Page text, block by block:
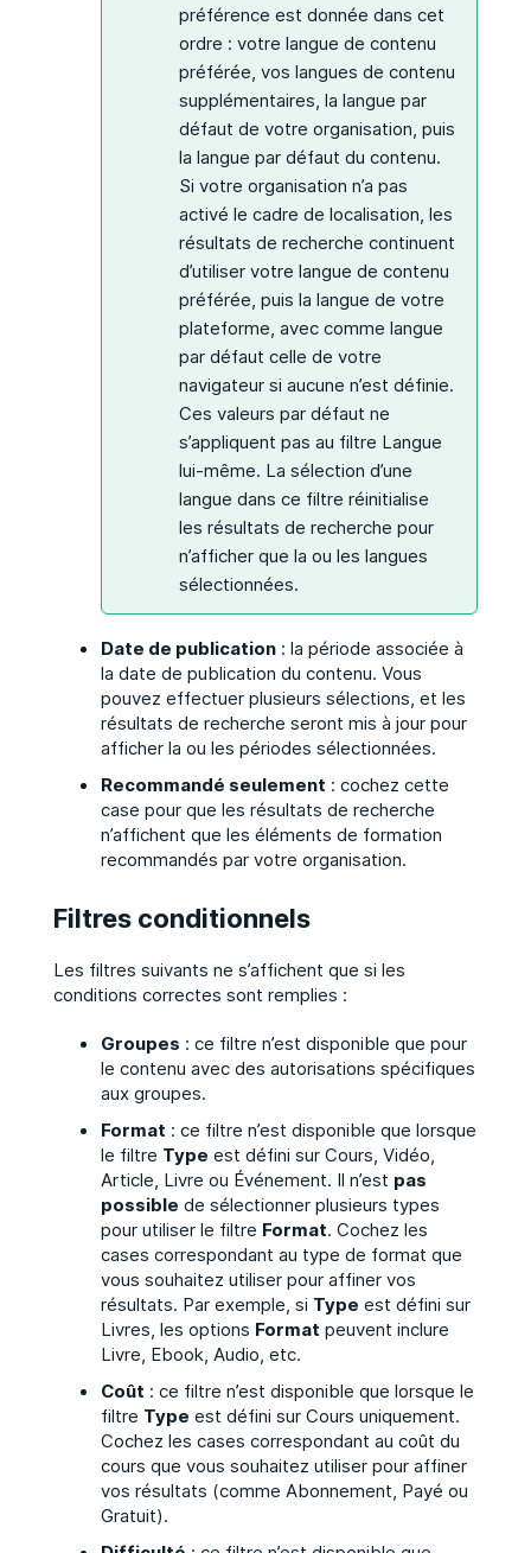
préférence est donnée dans cet
ordre : votre langue de contenu
préférée, vos langues de contenu
supplémentaires, la langue par
défaut de votre organisation, puis
la langue par défaut du contenu.
Si votre organisation n’a pas
activé le cadre de localisation, les
résultats de recherche continuent
d’utiliser votre langue de contenu
préférée, puis la langue de votre
plateforme, avec comme langue
par défaut celle de votre
navigateur si aucune n’est définie.
Ces valeurs par défaut ne
s’appliquent pas au filtre Langue
lui-même. La sélection d’une
langue dans ce filtre réinitialise
les résultats de recherche pour
n’afficher que la ou les langues
sélectionnées.
Date de publication: la période associée à
la date de publication du contenu. Vous
pouvez effectuer plusieurs sélections, et les
résultats de recherche seront mis à jour pour
afficher la ou les périodes sélectionnées.
Recommandé seulement : cochez cette
case pour que les résultats de recherche
n’affichent que les éléments de formation
recommandés par votre organisation.
Filtres conditionnels
Les filtres suivants ne s’affichent que si les
conditions correctes sont remplies :
Groupes : ce filtre n’est disponible que pour
le contenu avec des autorisations spécifiques
aux groupes.
Format : ce filtre n’est disponible que lorsque
le filtre Type est défini sur Cours, Vidéo,
Article, Livre ou Événement. Il n’est pas
possible de sélectionner plusieurs types
pour utiliser le filtre Format. Cochez les
cases correspondant au type de format que
vous souhaitez utiliser pour affiner vos
résultats. Par exemple, si Type est défini sur
Livres, les options Format peuvent inclure
Livre, Ebook, Audio, etc.
Coût : ce filtre n’est disponible que lorsque le
filtre Type est défini sur Cours uniquement.
Cochez les cases correspondant au coût du
cours que vous souhaitez utiliser pour affiner
vos résultats (comme Abonnement, Payé ou
Gratuit).